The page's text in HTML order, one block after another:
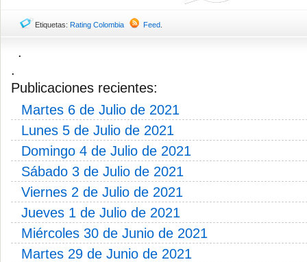
Etiquetas: Rating Colombia Feed
.
.
Publicaciones recientes:
Martes 6 de Julio de 2021
Lunes 5 de Julio de 2021
Domingo 4 de Julio de 2021
Sábado 3 de Julio de 2021
Viernes 2 de Julio de 2021
Jueves 1 de Julio de 2021
Miércoles 30 de Junio de 2021
Martes 29 de Junio de 2021